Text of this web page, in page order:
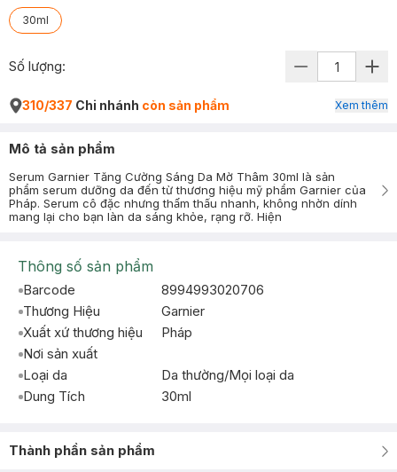
30ml
Số lượng:
310/337 Chi nhánh còn sản phẩm Xem thêm
Mô tả sản phẩm
Serum Garnier Tăng Cường Sáng Da Mờ Thâm 30ml là sản
phẩm serum dưỡng da đến từ thương hiệu mỹ phẩm Garnier của
Pháp. Serum cô đặc nhưng thẩm thấu nhanh, không nhờn dính
mang lại cho bạn làn da sáng khỏe, rạng rỡ. Hiện
Thông số sản phẩm
Barcode
8994993020706
Thương Hiệu
Garnier
Xuất xứ thương hiệu
Pháp
Nơi sản xuất
Loại da
Da thường/Mọi loại da
Dung Tích
30ml
Thành phần sản phẩm